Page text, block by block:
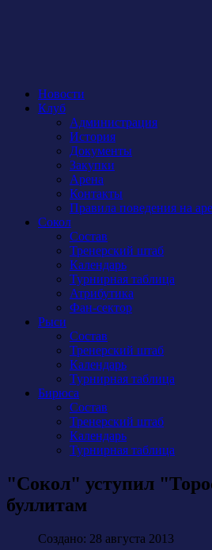
Новости
Клуб
Администрация
История
Документы
Закупки
Арена
Контакты
Правила поведения на
Сокол
Состав
Тренерский штаб
Календарь
Турнирная таблица
Атрибутика
Фан-сектор
Рыси
Состав
Тренерский штаб
Календарь
Турнирная таблица
Бирюса
Состав
Тренерский штаб
Календарь
Турнирная таблица
"Сокол" уступил
буллитам
Создано: 28 августа 2013